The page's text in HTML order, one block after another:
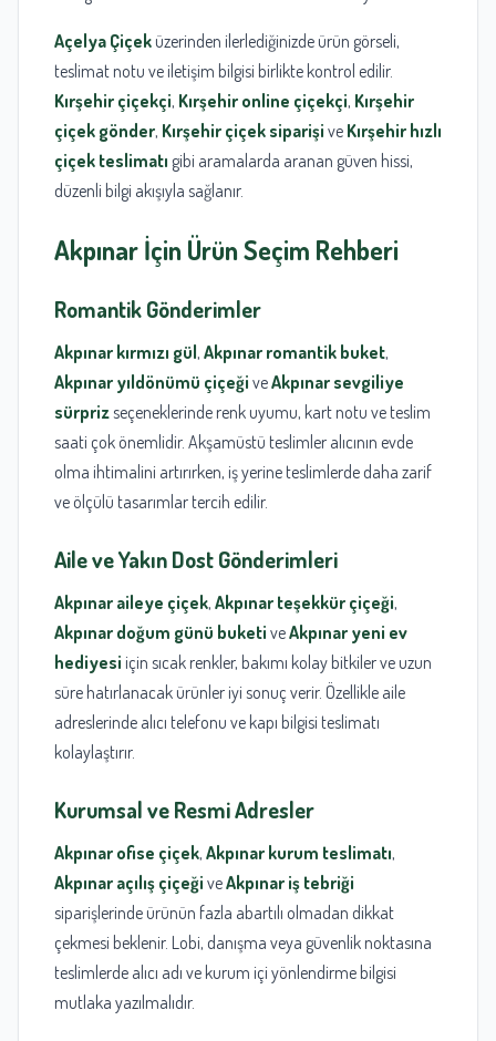
Açelya Çiçek üzerinden ilerlediğinizde ürün görseli,
teslimat notu ve iletişim bilgisi birlikte kontrol edilir.
Kırşehir çiçekçi, Kırşehir online çiçekçi, Kırşehir
çiçek gönder, Kırşehir çiçek siparişi ve Kırşehir hızlı
çiçek teslimatı gibi aramalarda aranan güven hissi,
düzenli bilgi akışıyla sağlanır.
Akpınarİçin Ürün Seçim Rehberi
Romantik Gönderimler
Akpınar kırmızı gül, Akpınar romantik buket,
Akpınar yıldönümü çiçeği veAkpınar sevgiliye
sürprizseçeneklerinde renk uyumu, kart notu ve teslim
saati çok önemlidir. Akşamüstü teslimler alıcının evde
olma ihtimalini artırırken, iş yerine teslimlerde daha zarif
ve ölçülü tasarımlar tercih edilir.
Aile ve Yakın Dost Gönderimleri
Akpınar aileye çiçek, Akpınar teşekkür çiçeği,
Akpınar doğum günü buketi veAkpınar yeni ev
hediyesi için sıcak renkler, bakımı kolay bitkiler ve uzun
süre hatırlanacak ürünler iyi sonuç verir. Özellikle aile
adreslerinde alıcı telefonu ve kapı bilgisi teslimatı
kolaylaştırır.
Kurumsal ve Resmi Adresler
Akpınar ofise çiçek, Akpınar kurum teslimatı,
Akpınar açılış çiçeği veAkpınar iş tebriği
siparişlerinde ürünün fazla abartılı olmadan dikkat
çekmesi beklenir. Lobi, danışma veya güvenlik noktasına
teslimlerde alıcı adı ve kurum içi yönlendirme bilgisi
mutlaka yazılmalıdır.